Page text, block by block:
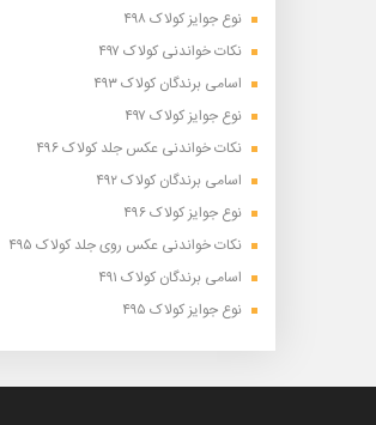
نوع جوایز کولاک ۴۹۸
نکات خواندنی کولاک ۴۹۷
اسامی برندگان کولاک ۴۹۳
نوع جوایز کولاک ۴۹۷
نکات خواندنی عکس جلد کولاک ۴۹۶
اسامی برندگان کولاک ۴۹۲
نوع جوایز کولاک ۴۹۶
نکات خواندنی عکس روی جلد کولاک ۴۹۵
اسامی برندگان کولاک ۴۹۱
نوع جوایز کولاک ۴۹۵